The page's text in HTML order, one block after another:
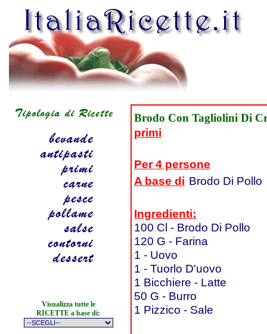
Visualizza tutte le
RICETTE a base di:
Brodo Con Tagliolini Di
primi
Per 4 persone
A base di Brodo Di Pollo
Ingredienti:
100 Cl - Brodo Di Pollo
120 G - Farina
1 - Uovo
1 - Tuorlo D'uovo
1 Bicchiere - Latte
50 G - Burro
1 Pizzico - Sale